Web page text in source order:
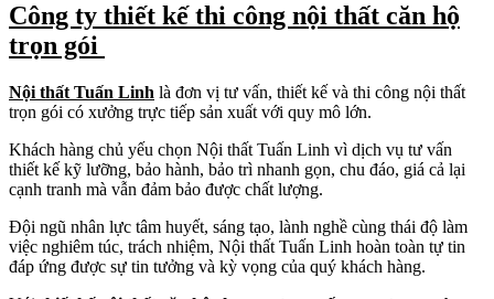
Công ty thiết kế thi công nội thất căn hộ
trọn gói
Nội thất Tuấn Linh là đơn vị tư vấn, thiết kế và thi công nội thất
trọn gói có xưởng trực tiếp sản xuất với quy mô lớn.
Khách hàng chủ yếu chọn Nội thất Tuấn Linh vì dịch vụ tư vấn
thiết kế kỹ lưỡng, bảo hành, bảo trì nhanh gọn, chu đáo, giá cả lại
cạnh tranh mà vẫn đảm bảo được chất lượng.
Đội ngũ nhân lực tâm huyết, sáng tạo, lành nghề cùng thái độ làm
việc nghiêm túc, trách nhiệm, Nội thất Tuấn Linh hoàn toàn tự tin
đáp ứng được sự tin tưởng và kỳ vọng của quý khách hàng.